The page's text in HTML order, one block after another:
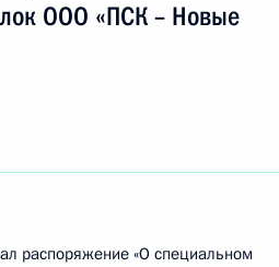
ООО «ПСК – Новые
распоряжение «О специальном